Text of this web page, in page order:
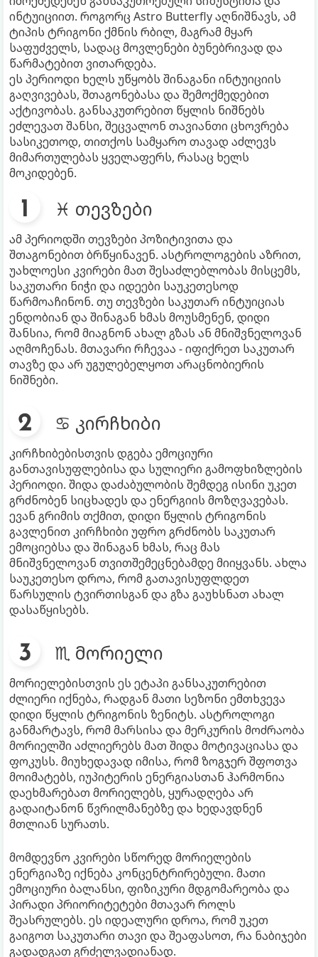
ინტუიციით. როგორც Astro Butterfly აღნიშნავს, ამ
ტიპის ტრიგონი ქმნის რბილ, მაგრამ მყარ
საფუძველს, სადაც მოვლენები ბუნებრივად და
წარმატებით ვითარდება.
ეს პერიოდი ხელს უწყობს შინაგანი ინტუიციის
გაღვივებას, შთაგონებასა და შემოქმედებით
აქტივობას. განსაკუთრებით წყლის ნიშნებს
ეძლევათ შანსი, შეცვალონ თავიანთი ცხოვრება
სასიკეთოდ, თითქოს სამყარო თავად აძლევს
მიმართულებას ყველაფერს, რასაც ხელს
მოკიდებენ.
♓ თევზები
ამ პერიოდში თევზები პოზიტივითა და
შთაგონებით ბრწყინავენ. ასტროლოგების აზრით,
უახლოესი კვირები მათ შესაძლებლობას მისცემს,
საკუთარი ნიჭი და იდეები საუკეთესოდ
წარმოაჩინონ. თუ თევზები საკუთარ ინტუიციას
ენდობიან და შინაგან ხმას მოუსმენენ, დიდი
შანსია, რომ მიაგნონ ახალ გზას ან მნიშვნელოვან
აღმოჩენას. მთავარი რჩევაა - იფიქრეთ საკუთარ
თავზე და არ უგულებელყოთ არაცნობიერის
ნიშნები.
♋ კირჩხიბი
კირჩხიბებისთვის დგება ემოციური
განთავისუფლებისა და სულიერი გამოფხიზლების
პერიოდი. შიდა დაძაბულობის შემდეგ ისინი უკეთ
გრძნობენ სიცხადეს და ენერგიის მოზღვავებას.
ევან გრიმის თქმით, დიდი წყლის ტრიგონის
გავლენით კირჩხიბი უფრო გრძნობს საკუთარ
ემოციებსა და შინაგან ხმას, რაც მას
მნიშვნელოვან თვითშემეცნებამდე მიიყვანს. ახლა
საუკეთესო დროა, რომ გათავისუფლდეთ
წარსულის ტვირთისგან და გზა გაუხსნათ ახალ
დასაწყისებს.
♏ მორიელი
მორიელებისთვის ეს ეტაპი განსაკუთრებით
ძლიერი იქნება, რადგან მათი სეზონი ემთხვევა
დიდი წყლის ტრიგონის ზენიტს. ასტროლოგი
განმარტავს, რომ მარსისა და მერკურის მოძრაობა
მორიელში აძლიერებს მათ შიდა მოტივაციასა და
ფოკუსს. მიუხედავად იმისა, რომ ზოგჯერ შფოთვა
მოიმატებს, იუპიტერის ენერგიასთან ჰარმონია
დაეხმარებათ მორიელებს, ყურადღება არ
გადაიტანონ წვრილმანებზე და ხედავდნენ
მთლიან სურათს.
მომდევნო კვირები სწორედ მორიელების
ენერგიაზე იქნება კონცენტრირებული. მათი
ემოციური ბალანსი, ფიზიკური მდგომარეობა და
პირადი პრიორიტეტები მთავარ როლს
შეასრულებს. ეს იდეალური დროა, რომ უკეთ
გაიგოთ საკუთარი თავი და შეაფასოთ, რა ნაბიჯები
გადადგათ გრძელვადიანად.